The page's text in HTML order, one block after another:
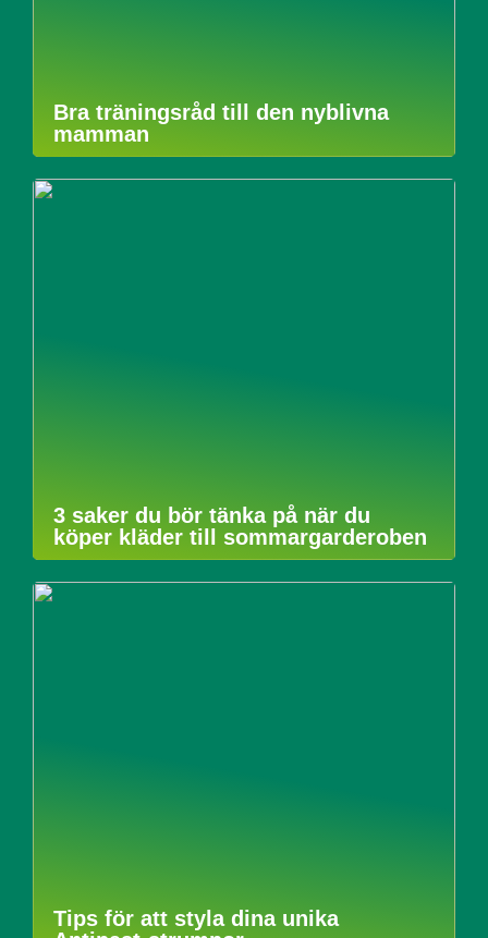
Bra träningsråd till den nyblivna
mamman
3 saker du bör tänka på när du
köper kläder till sommargarderoben
Tips för att styla dina unika